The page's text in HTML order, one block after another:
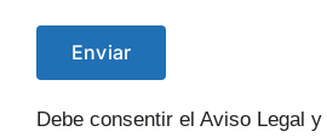
Debe consentir el Aviso Legal